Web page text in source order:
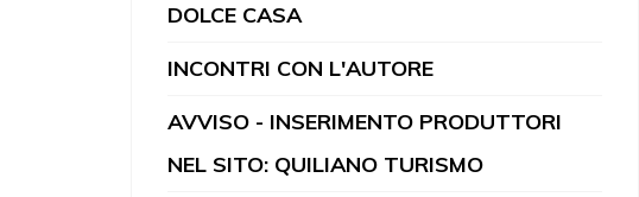
DOLCE CASA
INCONTRI CON L'AUTORE
AVVISO - INSERIMENTO PRODUTTORI
NEL SITO: QUILIANO TURISMO